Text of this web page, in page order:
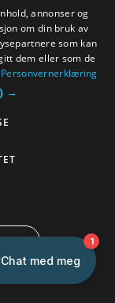
som er
annonser og
om din bruk av
som kan
dem eller som de
Personvernerklæring
→